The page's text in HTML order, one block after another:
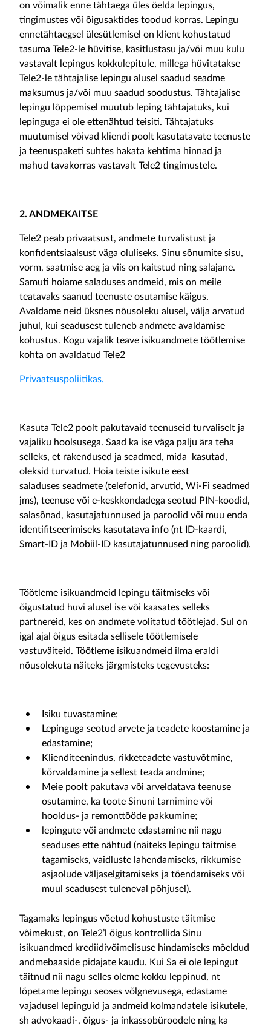
on võimalik enne tähtaega üles öelda lepingus,
tingimustes või õigusaktides toodud korras. Lepingu
ennetähtaegsel ülesütlemisel on klient kohustatud
tasuma Tele2-le hüvitise, käsitlustasu ja/või muu kulu
vastavalt lepingus kokkulepitule, millega hüvitatakse
Tele2-le tähtajalise lepingu alusel saadud seadme
maksumus ja/või muu saadud soodustus. Tähtajalise
lepingu lõppemisel muutub leping tähtajatuks, kui
lepinguga ei ole ettenähtud teisiti. Tähtajatuks
muutumisel võivad kliendi poolt kasutatavate teenuste
ja teenuspaketi suhtes hakata kehtima hinnad ja
mahud tavakorras vastavalt Tele2 tingimustele.
2. ANDMEKAITSE
Tele2 peab privaatsust, andmete turvalistust ja
konfidentsiaalsust väga oluliseks. Sinu sõnumite sisu,
vorm, saatmise aeg ja viis on kaitstud ning salajane.
Samuti hoiame saladuses andmeid, mis on meile
teatavaks saanud teenuste osutamise käigus.
Avaldame neid üksnes nõusoleku alusel, välja arvatud
juhul, kui seadusest tuleneb andmete avaldamise
kohustus. Kogu vajalik teave isikuandmete töötlemise
kohta on avaldatud Tele2
Privaatsuspoliitikas.
Kasuta Tele2 poolt pakutavaid teenuseid turvaliselt ja
vajaliku hoolsusega. Saad ka ise väga palju ära teha
selleks, et rakendused ja seadmed, mida kasutad,
oleksid turvatud. Hoia teiste isikute eest
saladuses seadmete (telefonid, arvutid, Wi-Fi seadmed
jms), teenuse või e-keskkondadega seotud PIN-koodid,
salasõnad, kasutajatunnused ja paroolid või muu enda
identifitseerimiseks kasutatava info (nt ID-kaardi,
Smart-ID ja Mobiil-ID kasutajatunnused ning paroolid).
Töötleme isikuandmeid lepingu täitmiseks või
õigustatud huvi alusel ise või kaasates selleks
partnereid, kes on andmete volitatud töötlejad. Sul on
igal ajal õigus esitada sellisele töötlemisele
vastuväiteid. Töötleme isikuandmeid ilma eraldi
nõusolekuta näiteks järgmisteks tegevusteks:
Isiku tuvastamine;
Lepinguga seotud arvete ja teadete koostamine ja
edastamine;
Klienditeenindus, rikketeadete vastuvõtmine,
kõrvaldamine ja sellest teada andmine;
Meie poolt pakutava või arveldatava teenuse
osutamine, ka toote Sinuni tarnimine või
hooldus- ja remonttööde pakkumine;
lepingute või andmete edastamine nii nagu
seaduses ette nähtud (näiteks lepingu täitmise
tagamiseks, vaidluste lahendamiseks, rikkumise
asjaolude väljaselgitamiseks ja tõendamiseks või
muul seadusest tuleneval põhjusel).
Tagamaks lepingus võetud kohustuste täitmise
võimekust, on Tele2’l õigus kontrollida Sinu
isikuandmed krediidivõimelisuse hindamiseks mõeldud
andmebaaside pidajate kaudu. Kui Sa ei ole lepingut
täitnud nii nagu selles oleme kokku leppinud, nt
lõpetame lepingu seoses võlgnevusega, edastame
vajadusel lepinguid ja andmeid kolmandatele isikutele,
sh advokaadi-, õigus- ja inkassobüroodele ning ka